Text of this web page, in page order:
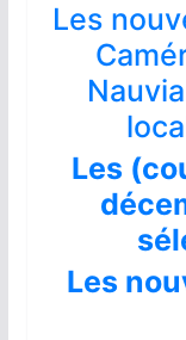
Les
Les
Les